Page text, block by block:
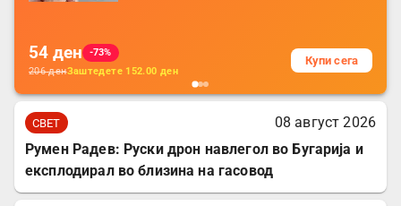
54 ден
-73%
206денЗаштедете 152.00 ден
Купи сега
СВЕТ
08 август 2026
Румен Радев: Руски дрон навлегол во Бугарија и
експлодирал во близина на гасовод